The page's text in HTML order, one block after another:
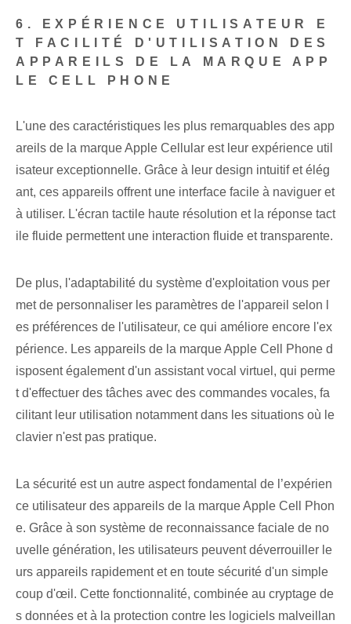
6. EXPÉRIENCE UTILISATEUR E
T FACILITÉ D'UTILISATION DES
APPAREILS DE LA MARQUE APP
LE CELL PHONE
L'une des caractéristiques les plus remarquables des app
areils de la marque Apple Cellular est leur expérience util
isateur exceptionnelle. Grâce à leur design intuitif et élég
ant, ces appareils offrent une interface facile à naviguer et
à utiliser. L'écran tactile haute résolution et la réponse tact
ile fluide permettent une interaction fluide et transparente.
De plus,⁤ l'adaptabilité du système d'exploitation vous per
met de personnaliser⁣ les ‍paramètres de l'appareil​ selon l
es préférences de l'utilisateur, ce qui améliore encore l'ex
périence. Les appareils de la marque Apple Cell Phone d
isposent également d'un assistant vocal virtuel, qui perme
t d'effectuer des tâches avec des commandes vocales, fa
cilitant leur utilisation notamment dans les situations où le
clavier n'est pas pratique.
La sécurité est un autre aspect fondamental de l’expérien
ce utilisateur des appareils de la marque Apple Cell Phon
e. Grâce à son système de reconnaissance faciale de no
uvelle génération, les utilisateurs peuvent déverrouiller le
urs appareils rapidement et en toute sécurité d'un simple
coup d'œil. Cette fonctionnalité, combinée au cryptage de
s données et à la protection contre les logiciels malveillan